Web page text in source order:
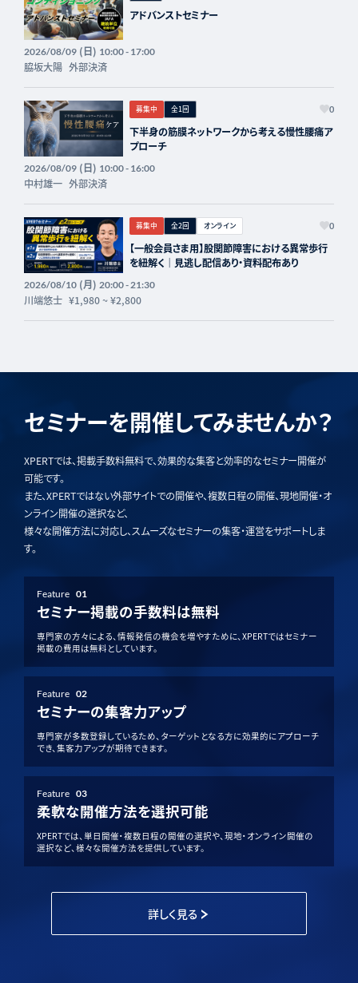
アドバンストセミナー
2026/08/09(日) 10:00 - 17:00
脇坂大陽 外部決済
募集中 全1回 0
下半身の筋膜ネットワークから考える慢性腰痛ア
プローチ
2026/08/09(日) 10:00 - 16:00
中村雄一 外部決済
募集中 全2回 オンライン 0
【一般会員さま用】股関節障害における異常歩行
を紐解く｜見逃し配信あり・資料配布あり
2026/08/10(月) 20:00 - 21:30
川端悠士 ¥1,980~¥2,800
セミナーを開催してみませんか？
XPERTでは、掲載手数料無料で、効果的な集客と効率的なセミナー開催が
可能です。
また、XPERTではない外部サイトでの開催や、複数日程の開催、現地開催・オ
ンライン開催の選択など、
様々な開催方法に対応し、スムーズなセミナーの集客・運営をサポートしま
す。
Feature 01
セミナー掲載の手数料は無料
専門家の方々による、情報発信の機会を増やすために、XPERTではセミナー
掲載の費用は無料としています。
Feature 02
セミナーの集客力アップ
専門家が多数登録しているため、ターゲットとなる方に効果的にアプローチ
でき、集客力アップが期待できます。
Feature 03
柔軟な開催方法を選択可能
XPERTでは、単日開催・複数日程の開催の選択や、現地・オンライン開催の
選択など、様々な開催方法を提供しています。
詳しく見る